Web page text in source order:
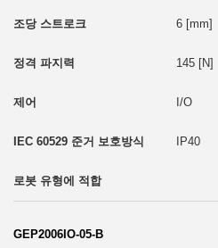
6 [mm]
145 [N]
I/O
IP40
GEP2006IO-05-B